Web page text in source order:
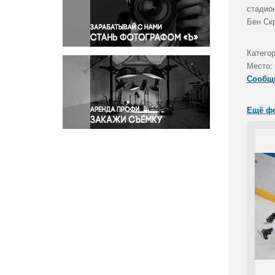
Правосудие
Происшествия и конфликты
Религия
Светская жизнь
Спорт
Экология
Экономика и бизнес
Бен
Место:
Ещё